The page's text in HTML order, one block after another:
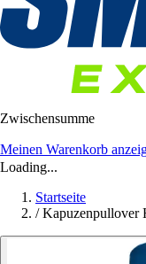
Zwischensumme
Meinen Warenkorb
Loading...
Startseite
/ Kapuzenpullover